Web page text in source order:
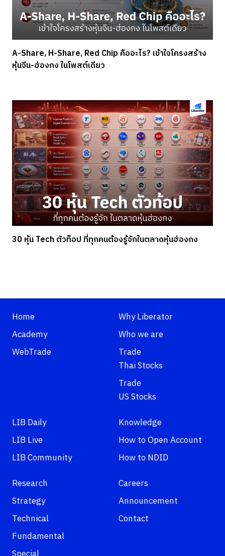
A-Share, H-Share, Red Chip คืออะไร? เข้าใจโครงสร้าง
หุ้นจีน-ฮ่องกง ในโพสต์เดียว
30 หุ้น Tech ตัวท็อป ที่ทุกคนต้องรู้จักในตลาดหุ้นฮ่องกง
Home
Academy
WebTrade
Why Liberator
Who we are
Trade
Thai Stocks
Trade
US Stocks
LIB Daily
LIB Live
LIB Community
Knowledge
How to Open Account
How to NDID
Research
Strategy
Technical
Fundamental
Careers
Announcement
Contact